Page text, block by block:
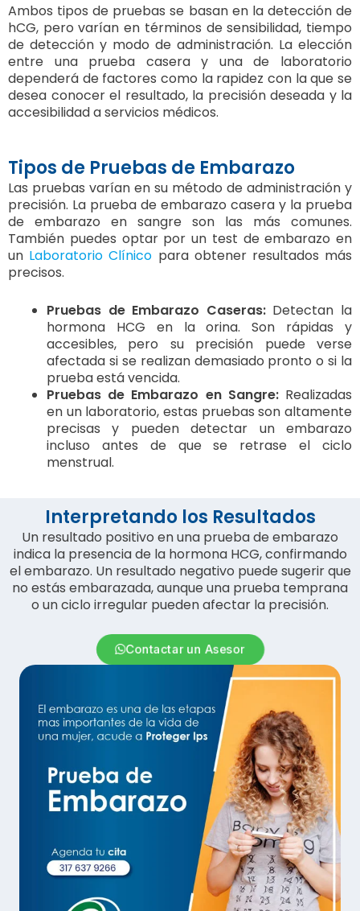
Ambos tipos de pruebas se basan en la detección de
hCG, pero varían en términos de sensibilidad, tiempo
de detección y modo de administración. La elección
entre una prueba casera y una de laboratorio
dependerá de factores como la rapidez con la que se
desea conocer el resultado, la precisión deseada y la
accesibilidad a servicios médicos.
Tipos de Pruebas de Embarazo
Las pruebas varían en su método de administración y
precisión. La prueba de embarazo casera y la prueba
de embarazo en sangre son las más comunes.
También puedes optar por un test de embarazo en
un Laboratorio Clínico para obtener resultados más
precisos.
Pruebas de Embarazo Caseras:Detectan la
hormona HCG en la orina. Son rápidas y
accesibles, pero su precisión puede verse
afectada si se realizan demasiado pronto o si la
prueba está vencida.
Pruebas de Embarazo en Sangre:Realizadas
en un laboratorio, estas pruebas son altamente
precisas y pueden detectar un embarazo
incluso antes de que se retrase el ciclo
menstrual.
Interpretando los Resultados
Un resultado positivo en una prueba de embarazo
indica la presencia de la hormona HCG, confirmando
el embarazo. Un resultado negativo puede sugerir que
no estás embarazada, aunque una prueba temprana
o un ciclo irregular pueden afectar la precisión.
Contactar un Asesor